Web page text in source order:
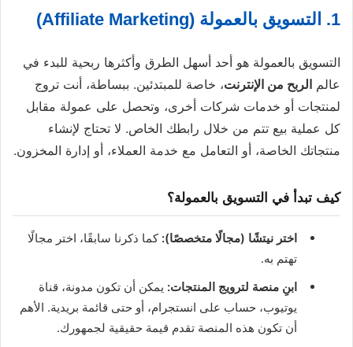
1. التسويق بالعمولة (Affiliate Marketing)
التسويق بالعمولة هو أحد أسهل الطرق وأكثرها ربحية للبدء في
عالم الربح من الإنترنت، خاصة للمبتدئين. ببساطة، أنت تروج
لمنتجات أو خدمات شركات أخرى، وتحصل على عمولة مقابل
كل عملية بيع تتم من خلال رابطك الخاص. لا تحتاج لإنشاء
منتجاتك الخاصة، أو التعامل مع خدمة العملاء، أو إدارة المخزون.
كيف تبدأ في التسويق بالعمولة؟
اختر نيتشًا (مجالًا متخصصًا): كما ذكرنا سابقًا، اختر مجالًا
تهتم به.
ابنِ منصة لترويج المنتجات: يمكن أن تكون مدونة، قناة
يوتيوب، حساب على انستجرام، أو حتى قائمة بريدية. الأهم
أن تكون هذه المنصة تقدم قيمة حقيقية لجمهورك.